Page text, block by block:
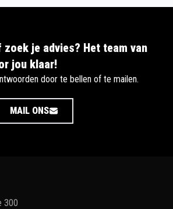
zoek je advies? Het team van
jou klaar!
door te bellen of te mailen.
MAIL ONS
300